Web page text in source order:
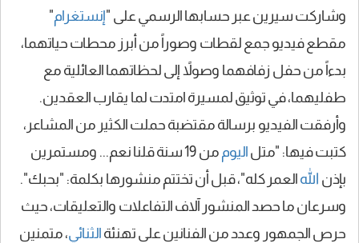
وشاركت سيرين عبر حسابها الرسمي على "إنستغرام"
مقطع فيديو جمع لقطات وصوراً من أبرز محطات حياتهما،
بدءاً من حفل زفافهما وصولاً إلى لحظاتهما العائلية مع
طفليهما، في توثيق لمسيرة امتدت لما يقارب العقدين.
وأرفقت الفيديو برسالة مقتضبة حملت الكثير من المشاعر،
كتبت فيها: "متل اليوم
من 19 سنة قلنا نعم... ومستمرين
بإذن الله العمر كله"، قبل أن تختتم منشورها بكلمة: "بحبك".
وسرعان ما حصد المنشور آلاف التفاعلات والتعليقات، حيث
حرص الجمهور وعدد من الفنانين على تهنئة الثنائي، متمنين